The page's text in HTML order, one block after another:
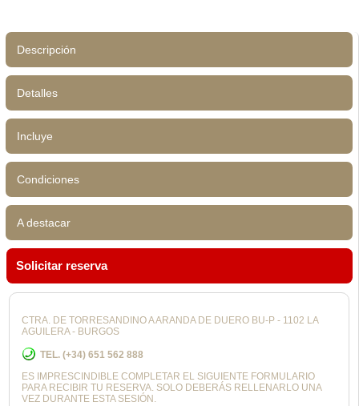
Descripción
Detalles
Incluye
Condiciones
A destacar
Solicitar reserva
CTRA. DE TORRESANDINO A ARANDA DE DUERO BU-P - 1102 LA
AGUILERA - BURGOS
TEL. (+34) 651 562 888
ES IMPRESCINDIBLE COMPLETAR EL SIGUIENTE FORMULARIO
PARA RECIBIR TU RESERVA. SOLO DEBERÁS RELLENARLO UNA
VEZ DURANTE ESTA SESIÓN.